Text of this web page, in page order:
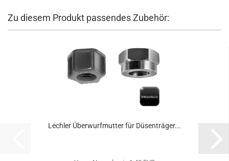
Zu diesem Produkt passendes Zubehör:
Lechler Überwurfmutter für Düsenträger...